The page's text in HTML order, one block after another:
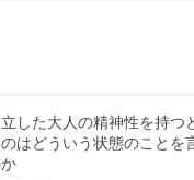
立した大人の精神性を持つ
のはどういう状態のことを